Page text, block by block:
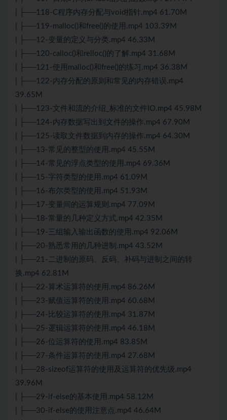
| ├──118-C程序内存分配与void指针.mp4 61.70M
| ├──119-malloc()和free()的使用.mp4 103.39M
| ├──12-变量的定义与分类.mp4 46.33M
| ├──120-calloc()和relloc()的了解.mp4 31.68M
| ├──121-使用malloc()和free()的练习.mp4 36.38M
| ├──122-内存分配的原则和常见的内存错误.mp4
39.65M
| ├──123-文件和流的介绍_标准的文件IO.mp4 45.98M
| ├──124-内存数据写出到文件的操作.mp4 67.90M
| ├──125-读取文件数据到内存的操作.mp4 64.30M
| ├──13-常见的整型的使用.mp4 45.55M
| ├──14-常见的浮点类型的使用.mp4 69.36M
| ├──15-字符类型的使用.mp4 61.09M
| ├──16-布尔类型的使用.mp4 51.93M
| ├──17-变量间的运算规则.mp4 77.09M
| ├──18-常量的几种定义方式.mp4 42.35M
| ├──19-三组输入输出函数的使用.mp4 92.06M
| ├──20-熟悉常用的几种进制.mp4 43.52M
| ├──21-二进制的原码、反码、补码与进制之间的转
换.mp4 62.81M
| ├──22-算术运算符的使用.mp4 86.26M
| ├──23-赋值运算符的使用.mp4 60.68M
| ├──24-比较运算符的使用.mp4 31.87M
| ├──25-逻辑运算符的使用.mp4 46.18M
| ├──26-位运算符的使用.mp4 83.85M
| ├──27-条件运算符的使用.mp4 27.68M
| ├──28-sizeof运算符的使用及运算符的优先级.mp4
39.96M
| ├──29-if-else的基本使用.mp4 58.12M
| ├──30-if-else的使用注意点.mp4 46.64M